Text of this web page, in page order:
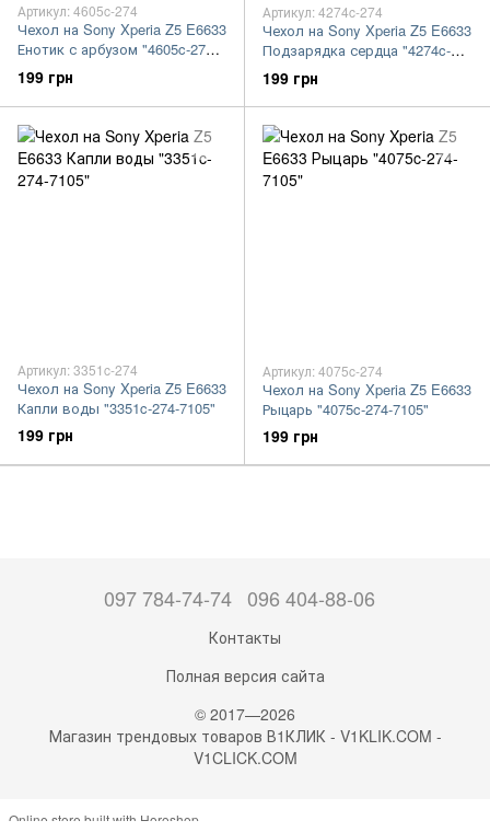
Артикул: 4605c-274
Чехол на Sony Xperia Z5 E6633
Енотик с арбузом "4605c-274-
7105"
199 грн
Артикул: 4274c-274
Чехол на Sony Xperia Z5 E6633
Подзарядка сердца "4274c-
274-7105"
199 грн
Артикул: 3351c-274
Чехол на Sony Xperia Z5 E6633
Капли воды "3351c-274-7105"
199 грн
Артикул: 4075c-274
Чехол на Sony Xperia Z5 E6633
Рыцарь "4075c-274-7105"
199 грн
097 784-74-74 096 404-88-06
Контакты
Полная версия сайта
© 2017—2026
Магазин трендовых товаров В1КЛИК - V1KLIK.COM -
V1CLICK.COM
Online store built with Horoshop